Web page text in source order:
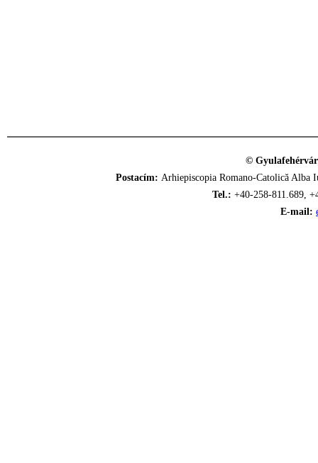
©
Postacím: Arhiepiscopia Romano-Catolică
Tel.: +40-258-811.689,
E-mail: